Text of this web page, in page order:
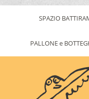
SPAZIO
PALLONE e